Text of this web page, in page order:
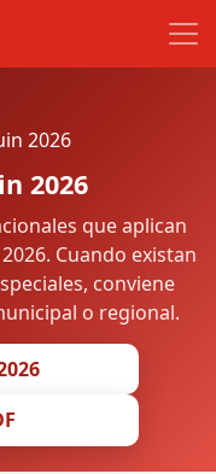
2026
2026
que aplican
Cuando existan
conviene
o regional.